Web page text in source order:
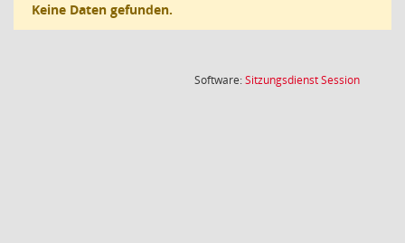
Keine Daten gefunden.
Software:SitzungsdienstSession(Wird in